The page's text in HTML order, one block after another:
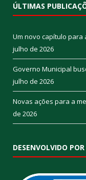
ÚLTIMAS
Um novo capítulo para
julho de 2026
Governo Municipal
julho de 2026
Novas ações para a
de 2026
DESENVOLVIDO